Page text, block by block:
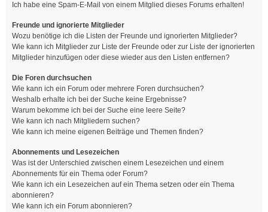
Ich habe eine Spam-E-Mail von einem Mitglied dieses Forums erhalten!
Freunde und ignorierte Mitglieder
Wozu benötige ich die Listen der Freunde und ignorierten Mitglieder?
Wie kann ich Mitglieder zur Liste der Freunde oder zur Liste der ignorierten
Mitglieder hinzufügen oder diese wieder aus den Listen entfernen?
Die Foren durchsuchen
Wie kann ich ein Forum oder mehrere Foren durchsuchen?
Weshalb erhalte ich bei der Suche keine Ergebnisse?
Warum bekomme ich bei der Suche eine leere Seite?
Wie kann ich nach Mitgliedern suchen?
Wie kann ich meine eigenen Beiträge und Themen finden?
Abonnements und Lesezeichen
Was ist der Unterschied zwischen einem Lesezeichen und einem
Abonnements für ein Thema oder Forum?
Wie kann ich ein Lesezeichen auf ein Thema setzen oder ein Thema
abonnieren?
Wie kann ich ein Forum abonnieren?